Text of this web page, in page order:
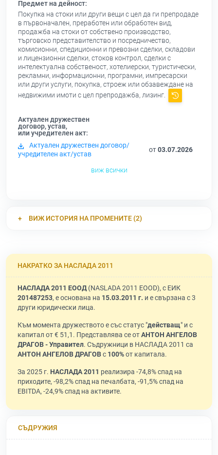
Предмет на дейност:
Покупка на стоки или други вещи с цел да ги препродаде
в първоначален, преработен или обработен вид,
продажба на стоки от собствено производство,
търговско представителство и посредничество,
комисионни, спедиционни и превозни сделки, складови
и лицензионни сделки, стоков контрол, сделки с
интелектуална собственост, хотелиерски, туристически,
рекламни, информационни, програмни, импресарски
или други услуги, покупка, строеж или обзавеждане на
недвижими имоти с цел препродажба, лизинг.
Актуален дружествен
договор, устав,
или учредителен акт:
Актуален дружествен договор/
учредителен акт/устав
от03.07.2026
виж всички
ВИЖ ИСТОРИЯ НА ПРОМЕНИТЕ (2)
НАКРАТКО ЗА НАСЛАДА 2011
НАСЛАДА 2011 ЕООД(NASLADA 2011 EOOD), с ЕИК
201487253, е основана на 15.03.2011 г. и е свързана с 3
други юридически лица.
Към момента дружеството е със статус "действащ" и с
капитал от € 51,1. Представлява се отАНТОН АНГЕЛОВ
ДРАГОВ - Управител. Съдружници в НАСЛАДА 2011 са
АНТОН АНГЕЛОВ ДРАГОВс 100%от капитала.
За 2025 г. НАСЛАДА 2011 реализира -74,8% спад на
приходите, -98,2% спад на печалбата, -91,5% спад на
EBITDA, -24,9% спад на активите.
СЪДРУЖИЯ